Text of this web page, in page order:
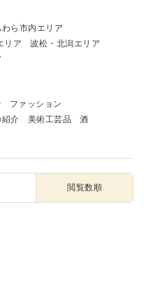
わら市内エリア
リア
波松・北潟エリア
ファッション
介 美術工芸品
酒
閲覧数順